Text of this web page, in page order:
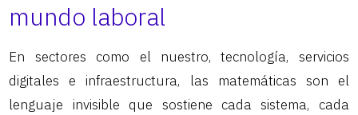
mundo laboral
En sectores como el nuestro, tecnología, servicios
digitales e infraestructura, las matemáticas son el
lenguaje invisible que sostiene cada sistema, cada